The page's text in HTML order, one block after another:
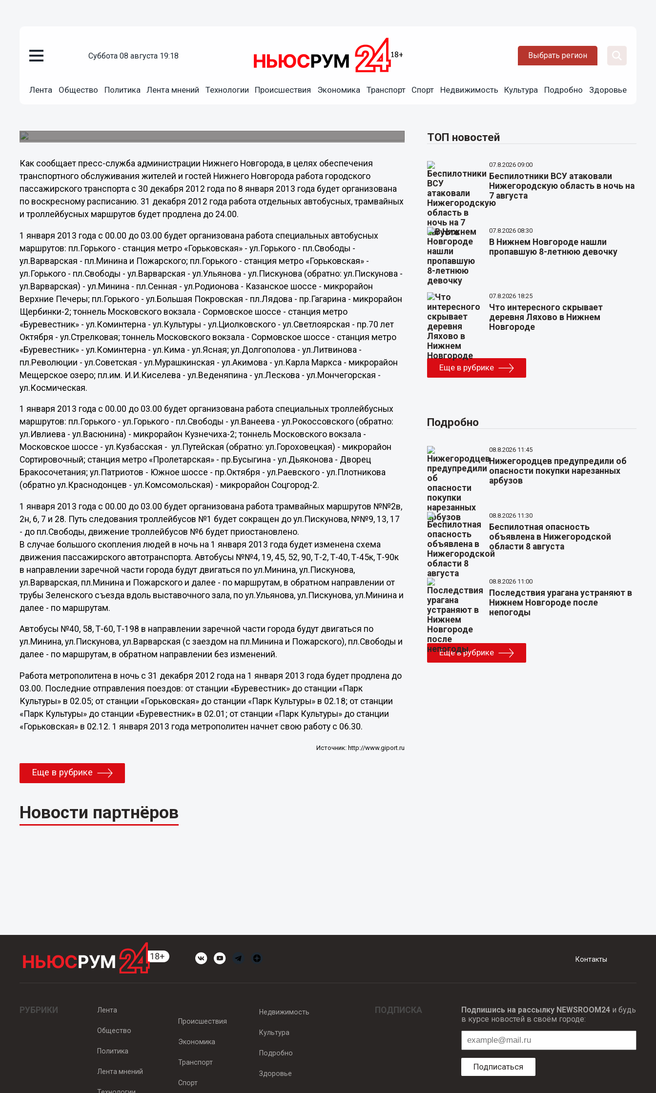
суббота 08 августа 19:18 Выбрать регион
Лента Общество Политика Лента мнений Технологии Происшествия Экономика Транспорт Спорт Недвижимость Культура Подробно Здоровье
В новогоднюю ночь городской транспорт в Нижнем
Как сообщает пресс-служба администрации Нижнего Новгорода, в целях обеспечения
транспортного обслуживания жителей и гостей Нижнего Новгорода работа городского
пассажирского транспорта с 30 декабря 2012 года по 8 января 2013 года будет организована
по воскресному расписанию. 31 декабря 2012 года работа отдельных автобусных, трамвайных
и троллейбусных маршрутов будет продлена до 24.00.
1 января 2013 года с 00.00 до 03.00 будет организована работа специальных автобусных
маршрутов: пл.Горького - станция метро «Горьковская» - ул.Горького - пл.Свободы -
ул.Варварская - пл.Минина и Пожарского; пл.Горького - станция метро «Горьковская» -
ул.Горького - пл.Свободы - ул.Варварская - ул.Ульянова - ул.Пискунова (обратно: ул.Пискунова -
ул.Варварская) - ул.Минина - пл.Сенная - ул.Родионова - Казанское шоссе - микрорайон
Верхние Печеры; пл.Горького - ул.Большая Покровская - пл.Лядова - пр.Гагарина - микрорайон
Щербинки-2; тоннель Московского вокзала - Сормовское шоссе - станция метро
«Буревестник» - ул.Коминтерна - ул.Культуры - ул.Циолковского - ул.Светлоярская - пр.70 лет
Октября - ул.Стрелковая; тоннель Московского вокзала - Сормовское шоссе - станция метро
«Буревестник» - ул.Коминтерна - ул.Кима - ул.Ясная; ул.Долгополова - ул.Литвинова -
пл.Революции - ул.Советская - ул.Мурашкинская - ул.Акимова - ул.Карла Маркса - микрорайон
Мещерское озеро; пл.им. И.И.Киселева - ул.Веденяпина - ул.Лескова - ул.Мончегорская -
ул.Космическая.
1 января 2013 года с 00.00 до 03.00 будет организована работа специальных троллейбусных
маршрутов: пл.Горького - ул.Горького - пл.Свободы - ул.Ванеева - ул.Рокоссовского (обратно:
ул.Ивлиева - ул.Васюнина) - микрорайон Кузнечиха-2; тоннель Московского вокзала -
Московское шоссе - ул.Кузбасская - ул.Путейская (обратно: ул.Гороховецкая) - микрорайон
Сортировочный; станция метро «Пролетарская» - пр.Бусыгина - ул.Дьяконова - Дворец
Бракосочетания; ул.Патриотов - Южное шоссе - пр.Октября - ул.Раевского - ул.Плотникова
(обратно ул.Краснодонцев - ул.Комсомольская) - микрорайон Соцгород-2.
1 января 2013 года с 00.00 до 03.00 будет организована работа трамвайных маршрутов №№2в,
2н, 6, 7 и 28. Путь следования троллейбусов №1 будет сокращен до ул.Пискунова, №№9, 13, 17
- до пл.Свободы, движение троллейбусов №6 будет приостановлено.
В случае большого скопления людей в ночь на 1 января 2013 года будет изменена схема
движения пассажирского автотранспорта. Автобусы №№4, 19, 45, 52, 90, Т-2, Т-40, Т-45к, Т-90к
в направлении заречной части города будут двигаться по ул.Минина, ул.Пискунова,
ул.Варварская, пл.Минина и Пожарского и далее - по маршрутам, в обратном направлении от
трубы Зеленского съезда вдоль выставочного зала, по ул.Ульянова, ул.Пискунова, ул.Минина и
далее - по маршрутам.
Автобусы №40, 58, Т-60, Т-198 в направлении заречной части города будут двигаться по
ул.Минина, ул.Пискунова, ул.Варварская (с заездом на пл.Минина и Пожарского), пл.Свободы и
далее - по маршрутам, в обратном направлении без изменений.
Работа метрополитена в ночь с 31 декабря 2012 года на 1 января 2013 года будет продлена до
03.00. Последние отправления поездов: от станции «Буревестник» до станции «Парк
Культуры» в 02.05; от станции «Горьковская» до станции «Парк Культуры» в 02.18; от станции
«Парк Культуры» до станции «Буревестник» в 02.01; от станции «Парк Культуры» до станции
«Горьковская» в 02.12. 1 января 2013 года метрополитен начнет свою работу с 06.30.
Источник: http://www.giport.ru
Еще в рубрике
Новости партнёров
ТОП новостей
07.8.2026 09:00
Беспилотники ВСУ атаковали
Нижегородскую область в ночь на
7 августа
07.8.2026 08:30
В Нижнем Новгороде нашли
пропавшую 8-летнюю девочку
07.8.2026 18:25
Что интересного скрывает
деревня Ляхово в Нижнем
Новгороде
Еще в рубрике
Подробно
08.8.2026 11:45
Нижегородцев предупредили об
опасности покупки нарезанных
арбузов
08.8.2026 11:30
Беспилотная опасность
объявлена в Нижегородской
области 8 августа
08.8.2026 11:00
Последствия урагана устраняют в
Нижнем Новгороде после
непогоды
Еще в рубрике
Контакты
РУБРИКИ Лента
Общество
Политика
Лента мнений
Происшествия
Экономика
Транспорт
Спорт
Недвижимость
Культура
Подробно
Здоровье
ПОДПИСКА Подпишись на рассылку NEWSROOM24и будь
в курсе новостей в своём городе:
Подписаться